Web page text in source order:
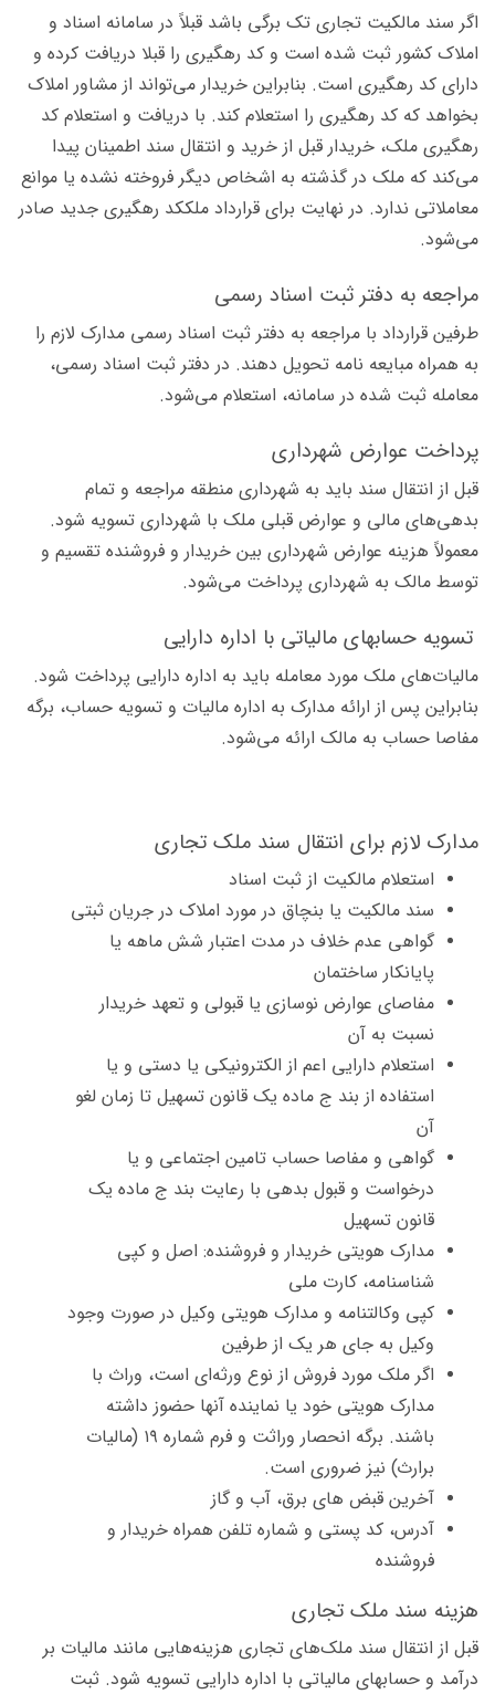
اگر سند مالکیت تجاری تک برگی باشد قبلاً در سامانه اسناد و
املاک کشور ثبت شده است و کد رهگیری را قبلا دریافت کرده و
دارای کد رهگیری است. بنابراین خریدار می‌تواند از مشاور املاک
بخواهد که کد رهگیری را استعلام کند. با دریافت و استعلام کد
رهگیری ملک، خریدار قبل از خرید و انتقال سند اطمینان پیدا
می‌کند که ملک در گذشته به اشخاص دیگر فروخته نشده یا موانع
معاملاتی ندارد. در نهایت برای قرارداد ملککد رهگیری جدید صادر
می‌شود.
مراجعه به دفتر ثبت اسناد رسمی
طرفین قرارداد با مراجعه به دفتر ثبت اسناد رسمی مدارک لازم را
به همراه مبایعه نامه تحویل دهند. در دفتر ثبت اسناد رسمی،
معامله ثبت شده در سامانه، استعلام می‌شود.
پرداخت عوارض شهرداری
قبل از انتقال سند باید به شهرداری منطقه مراجعه و تمام
بدهی‌های مالی و عوارض قبلی ملک با شهرداری تسویه شود.
معمولاً هزینه عوارض شهرداری بین خریدار و فروشنده تقسیم و
توسط مالک به شهرداری پرداخت می‌شود.
تسویه حسابهای مالیاتی با اداره دارایی
مالیات‌های ملک مورد معامله باید به اداره دارایی پرداخت شود.
بنابراین پس از ارائه مدارک به اداره مالیات و تسویه حساب، برگه
مفاصا حساب به مالک ارائه می‌شود.
مدارک لازم برای انتقال سند ملک تجاری
استعلام مالکیت از ثبت اسناد
سند مالکیت یا بنچاق در مورد املاک در جریان ثبتی
گواهی عدم خلاف در مدت اعتبار شش ماهه یا
پایانکار ساختمان
مفاصای عوارض نوسازی یا قبولی و تعهد خریدار
نسبت به آن
استعلام دارایی اعم از الکترونیکی یا دستی و یا
استفاده از بند ج ماده یک قانون تسهیل تا زمان لغو
آن
گواهی و مفاصا حساب تامین اجتماعی و یا
درخواست و قبول بدهی با رعایت بند ج ماده یک
قانون تسهیل
مدارک هویتی خریدار و فروشنده: اصل و کپی
شناسنامه، کارت ملی
کپی وکالتنامه و مدارک هویتی وکیل در صورت وجود
وکیل به جای هر یک از طرفین
اگر ملک مورد فروش از نوع ورثه‌ای است، وراث با
مدارک هویتی خود یا نماینده آنها حضوز داشته
باشند. برگه انحصار وراثت و فرم شماره ۱۹ (مالیات
برارث) نیز ضروری است.
آخرین قبض های برق، آب و گاز
آدرس، کد پستی و شماره تلفن همراه خریدار و
فروشنده
هزینه سند ملک تجاری
قبل از انتقال سند ملک‌‌های تجاری هزینه‌هایی مانند مالیات بر
درآمد و حسابهای مالیاتی با اداره دارایی تسویه شود. ثبت